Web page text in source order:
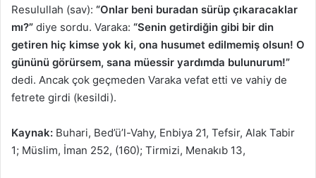
Resulullah (sav): “Onlar beni buradan sürüp çıkaracaklar
mı?” diye sordu. Varaka: “Senin getirdiğin gibi bir din
getiren hiç kimse yok ki, ona husumet edilmemiş olsun! O
gününü görürsem, sana müessir yardımda bulunurum!”
dedi. Ancak çok geçmeden Varaka vefat etti ve vahiy de
fetrete girdi (kesildi).
Kaynak: Buhari, Bed’ü’l-Vahy, Enbiya 21, Tefsir, Alak Tabir
1; Müslim, İman 252, (160); Tirmizi, Menakıb 13,